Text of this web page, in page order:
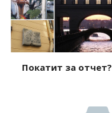
Покатит за отчет?